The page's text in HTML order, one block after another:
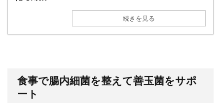
続きを見る
食事で腸内細菌を整えて善玉菌をサポ
ート